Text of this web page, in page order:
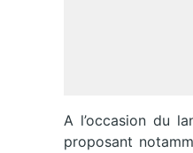
A l’occasion du
proposant